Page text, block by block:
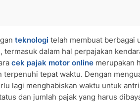
SMS
e-Samsat
Pembayaran Pajak Motor
Cek Pajak Motor Online
teknologi telah membuat berbagai
dalam hal perpajakan
cek pajak motor online merupakan
terpenuhi tepat waktu. Dengan
lagi menghabiskan waktu untuk
dan jumlah pajak yang harus